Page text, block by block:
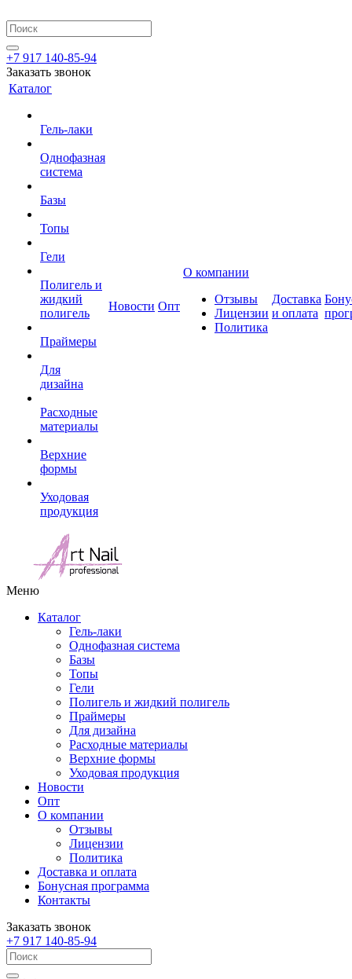
+7 917 140-85-94
Заказать звонок
Каталог
Гель-лаки
Однофазная
система
Базы
Топы
Гели
Полигель и
жидкий
полигель
Праймеры
Для
дизайна
Расходные
материалы
Верхние
формы
Уходовая
продукция
Новости Опт
О компании
Отзывы
Лицензии
Политика
Доставка
и оплата
Меню
Каталог
Гель-лаки
Однофазная система
Базы
Топы
Гели
Полигель и жидкий полигель
Праймеры
Для дизайна
Расходные материалы
Верхние формы
Уходовая продукция
Новости
Опт
О компании
Отзывы
Лицензии
Политика
Доставка и оплата
Бонусная программа
Контакты
Заказать звонок
+7 917 140-85-94